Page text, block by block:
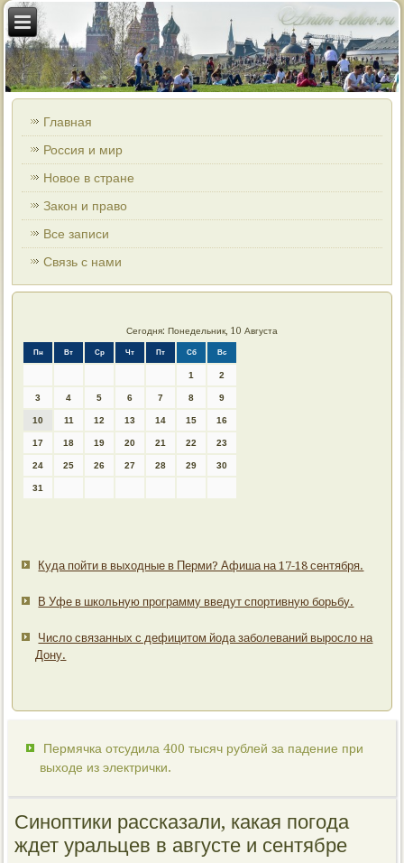
Главная
Россия и мир
Новое в стране
Закон и право
Все записи
Связь с нами
Сегодня: Понедельник, 10 Августа
Пн Вт Ср Чт Пт Сб Вс
1 2
3 4 5 6 7 8 9
10 11 12 13 14 15 16
17 18 19 20 21 22 23
24 25 26 27 28 29 30
31
Куда пойти в выходные в Перми? Афиша на 17-18 сентября.
В Уфе в школьную программу введут спортивную борьбу.
Число связанных с дефицитом йода заболеваний выросло на
Дону.
Пермячка отсудила 400 тысяч рублей за падение при
выходе из электрички.
Синоптики рассказали, какая погода
ждет уральцев в августе и сентябре